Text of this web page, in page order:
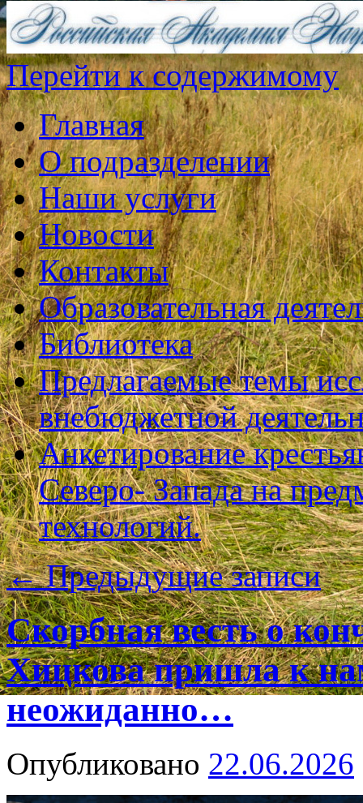
Перейти к содержимому
Главная
О подразделении
Наши услуги
Новости
Контакты
Образовательная
Библиотека
Предлагаемые темы
внебюджетной
Анкетирование
Северо- Запада на
технологий.
←Предыдущие записи
Скорбная весть о
Хицкова пришла к
неожиданно…
Опубликовано 22.06.2026